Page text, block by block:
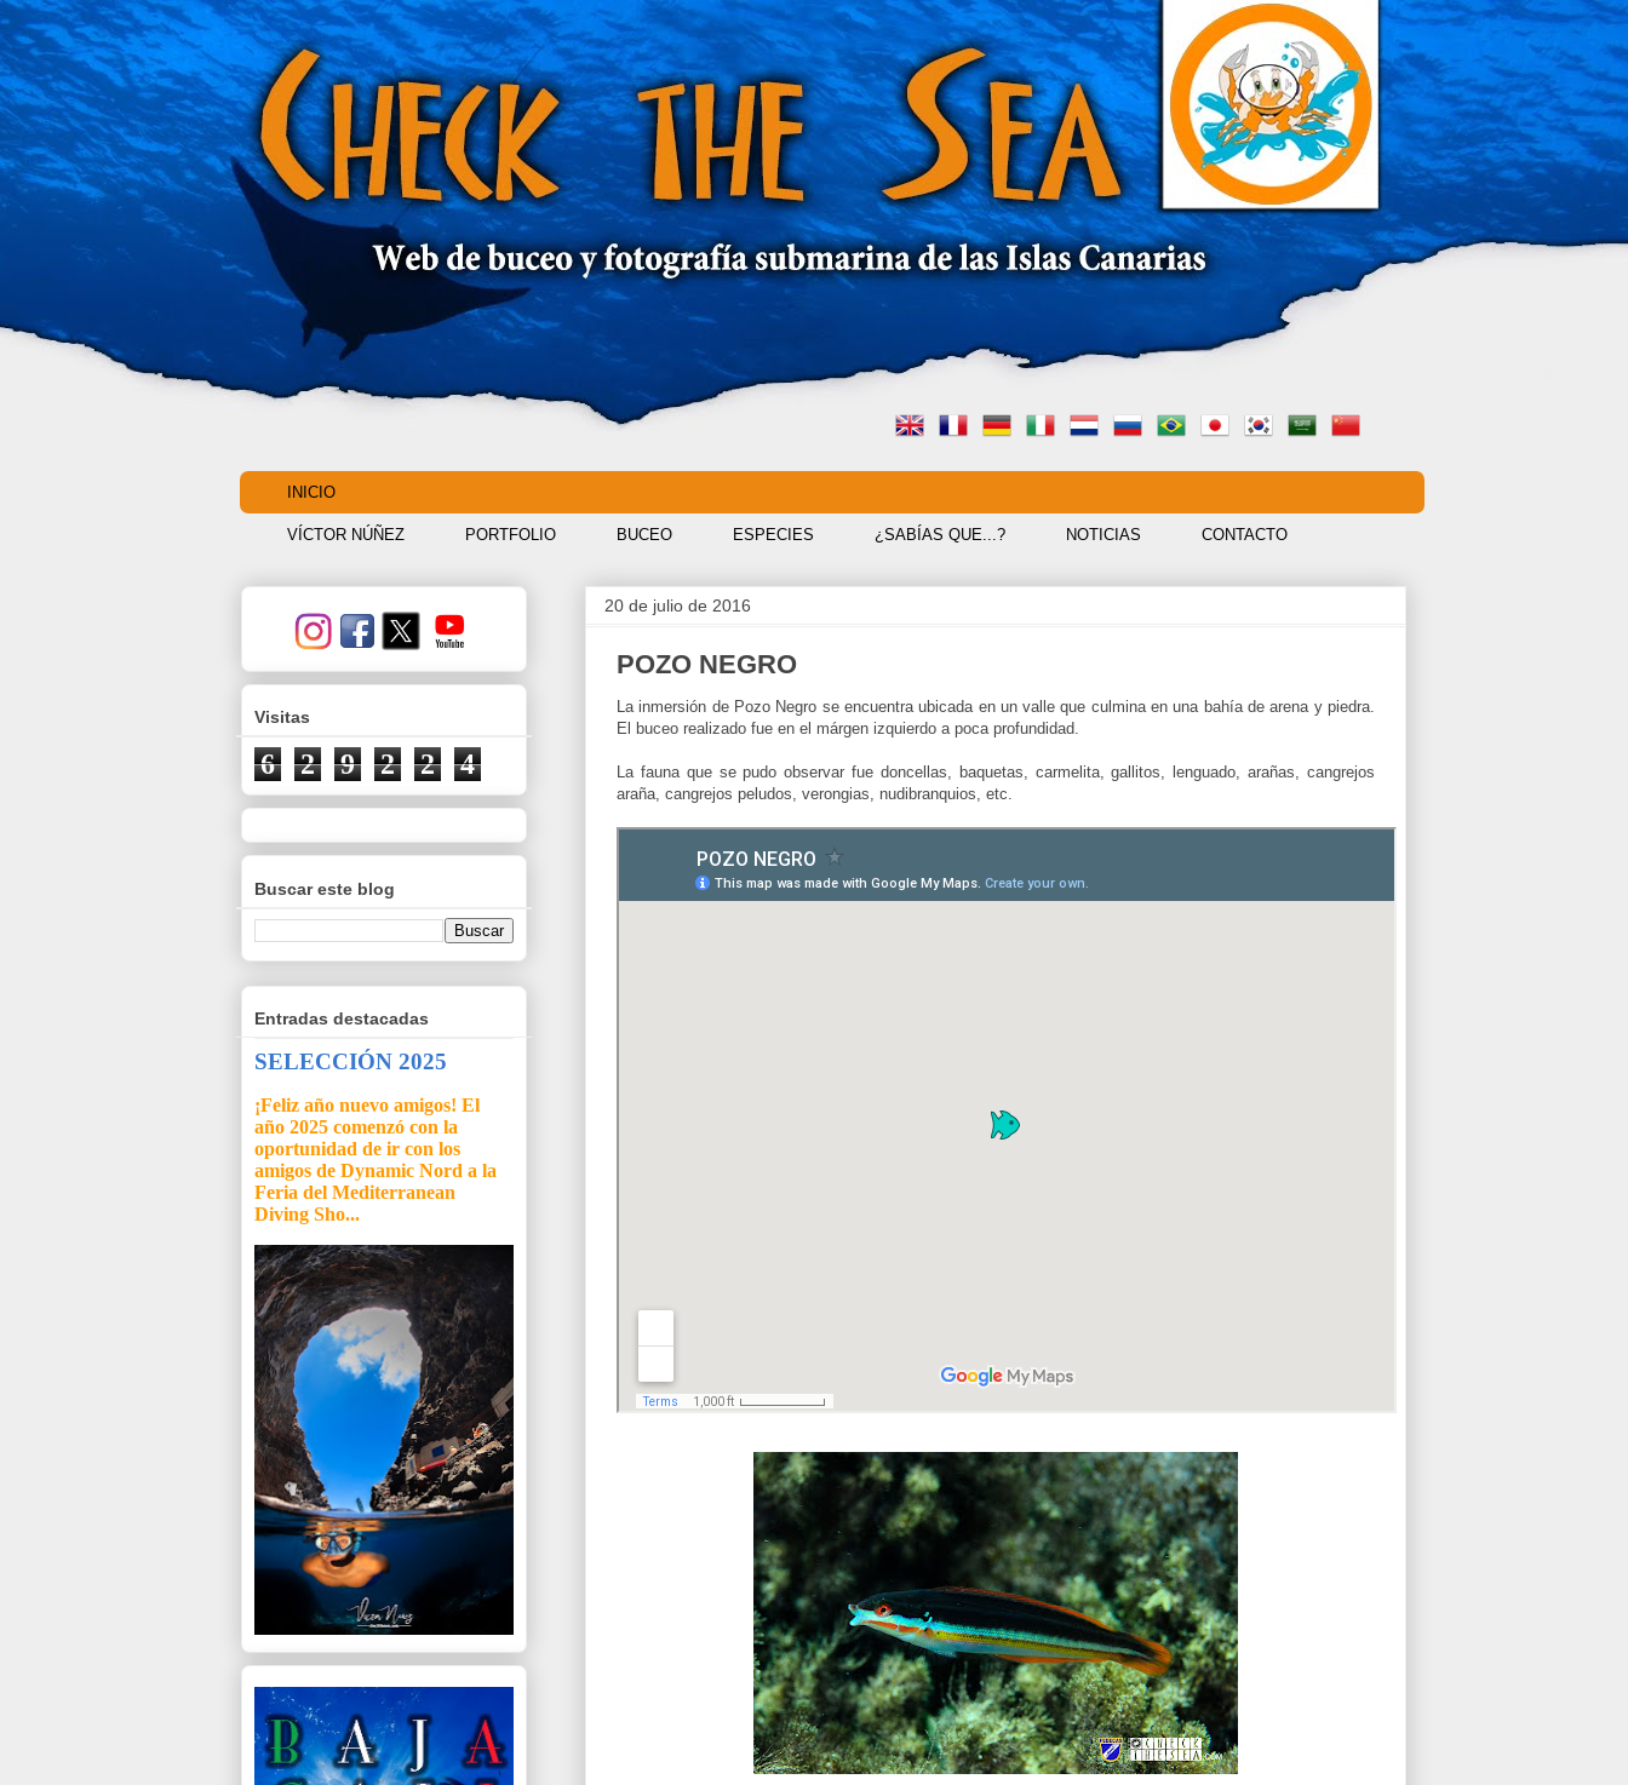
INICIO
VÍCTOR NÚÑEZ PORTFOLIO BUCEO ESPECIES ¿SABÍAS QUE...? NOTICIAS CONTACTO
20 de julio de 2016
POZO NEGRO
La inmersión de Pozo Negro se encuentra ubicada en un valle que culmina en una bahía de arena y piedra.
El buceo realizado fue en el márgen izquierdo a poca profundidad.
La fauna que se pudo observar fue doncellas, baquetas, carmelita, gallitos, lenguado, arañas, cangrejos
araña, cangrejos peludos, verongias, nudibranquios, etc.
Visitas
6 2 9 2 2 4
Buscar este blog
Entradas destacadas
SELECCIÓN 2025
¡Feliz año nuevo amigos! El
año 2025 comenzó con la
oportunidad de ir con los
amigos de Dynamic Nord a la
Feria del Mediterranean
Diving Sho...